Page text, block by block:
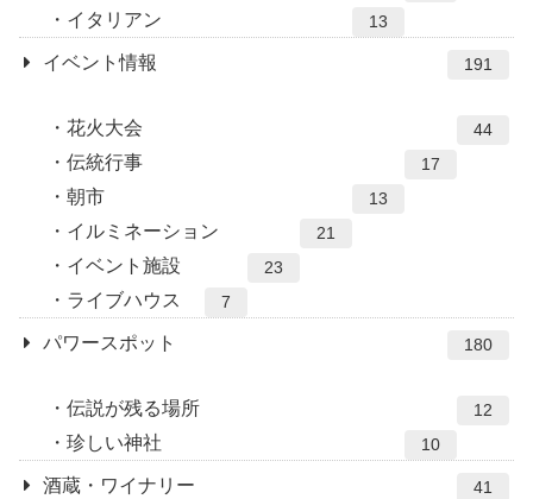
イタリアン 13
イベント情報 191
花火大会 44
伝統行事 17
朝市 13
イルミネーション 21
イベント施設 23
ライブハウス 7
パワースポット 180
伝説が残る場所 12
珍しい神社 10
酒蔵・ワイナリー 41